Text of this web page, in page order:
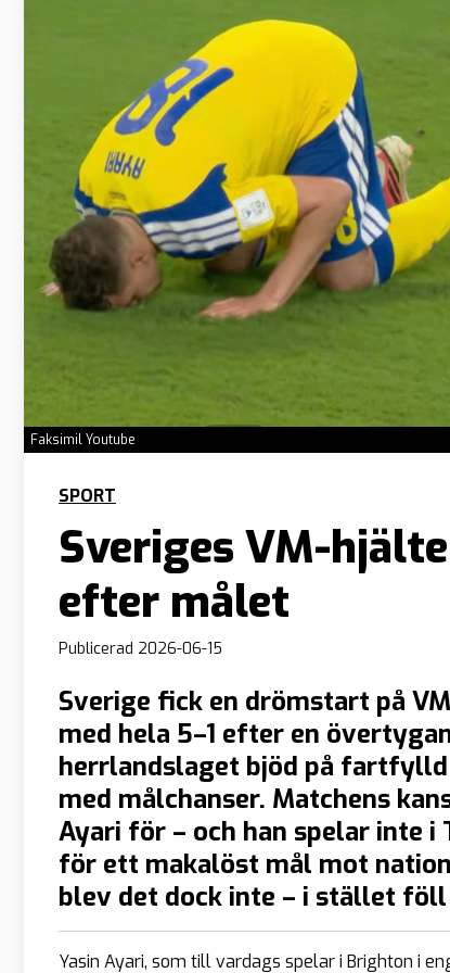
Faksimil Youtube
SPORT
Sveriges VM-
efter målet
Publicerad 2026-06-15
Sverige fick en drömstart på
med hela 5–1 efter en
herrlandslaget bjöd på
med målchanser. Matchens
Ayari för – och han spelar inte i
för ett makalöst mål mot
blev det dock inte – i stället
Yasin Ayari, som till vardags spelar i Brighton i